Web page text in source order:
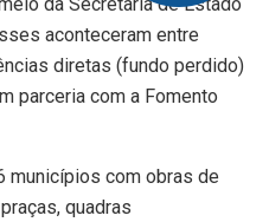
aconteceram entre
diretas (fundo perdido)
parceria com a Fomento
municípios com obras de
quadras